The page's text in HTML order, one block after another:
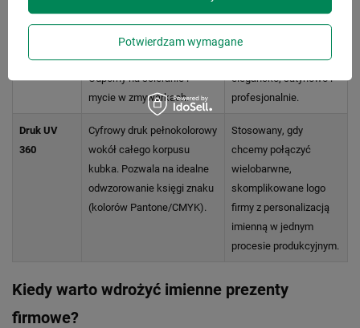
zewnętrznej powłoki lakieru,
odsłaniając stal nierdzewną.
Odporny na ścieranie i
mycie w zmywarkach.
numerów seryjnych.
Wygląda niezwykle
elegancko, satynowo i
profesjonalnie.
Druk UV
360
Cyfrowy druk pełnokolorowy
wokół całego korpusu
kubka. Pozwala na idealne
odwzorowanie księgi znaku
(kolorów Pantone/CMYK).
Stosowany, gdy
chcemy połączyć
wielobarwne,
skomplikowane logo
firmy z personalizacją
imienną w jednym
procesie produkcyjnym.
Kiedy warto wdrożyć imienne prezenty
firmowe?
Potwierdzam wymagane